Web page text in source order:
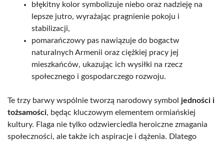
błękitny kolor symbolizuje niebo oraz nadzieję na
lepsze jutro, wyrażając pragnienie pokoju i
stabilizacji,
pomarańczowy pas nawiązuje do bogactw
naturalnych Armenii oraz ciężkiej pracy jej
mieszkańców, ukazując ich wysiłki na rzecz
społecznego i gospodarczego rozwoju.
Te trzy barwy wspólnie tworzą narodowy symbol jedności i
tożsamości, będąc kluczowym elementem ormiańskiej
kultury. Flaga nie tylko odzwierciedla heroiczne zmagania
społeczności, ale także ich aspiracje i dążenia. Dlatego